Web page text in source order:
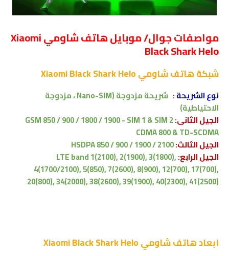
مواصفات جوال/ موبايل هاتف شاومي Xiaomi
Black Shark Helo
شبكةهاتف شاومي Xiaomi Black Shark Helo
نوع الشريحة:
شريحة مزدوجة (Nano-SIM ، مزدوجة
الاحتياطية)
الجيل الثانى:GSM 850 / 900 / 1800 / 1900 - SIM 1 & SIM 2
CDMA 800 & TD-SCDMA
الجيل الثالث:HSDPA 850 / 900 / 1900 / 2100
الجيل الرابع:LTE band 1(2100), 2(1900), 3(1800),
4(1700/2100), 5(850), 7(2600), 8(900), 12(700), 17(700),
20(800), 34(2000), 38(2600), 39(1900), 40(2300), 41(2500)
ابعادهاتف شاومي Xiaomi Black Shark Helo